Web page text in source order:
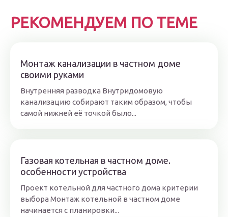
РЕКОМЕНДУЕМ ПО ТЕМЕ
Монтаж канализации в частном доме
своими руками
Внутренняя разводка Внутридомовую
канализацию собирают таким образом, чтобы
самой нижней её точкой было...
Газовая котельная в частном доме.
особенности устройства
Проект котельной для частного дома критерии
выбора Монтаж котельной в частном доме
начинается с планировки...